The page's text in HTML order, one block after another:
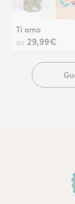
Ti amo
da 29,99€